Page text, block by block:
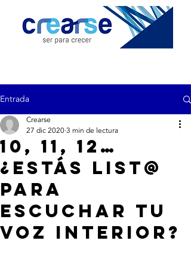
Entrada
10, 11, 12…
¿estás list@
para
escuchar tu
voz interior?
Crearse
27 dic 20203 min de lectura